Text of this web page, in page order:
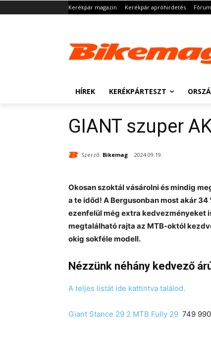
Kerékpár magazin Kerékpár apróhirdetés Fórum
HÍREK KERÉKPÁRTESZT
GIANT szuper
Szerző: Bikemag 2024.09.19.
Okosan szoktál vásárolni és mindig
a te időd! A Bergusonban most akár
ezenfelül még extra kedvezményeket
megtalálható rajta az MTB-októl
okig sokféle modell.
Nézzünk néhány kedvező
A teljes listát ide kattintva találod.
Giant Stance 29 2 MTB Fully 29 749